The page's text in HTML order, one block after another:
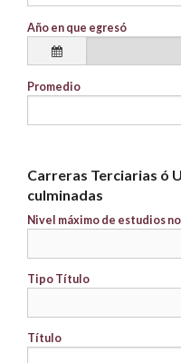
Año en que egresó
Promedio
Carreras Terciarias ó
culminadas
Nivel máximo de estudios
Tipo Título
Título